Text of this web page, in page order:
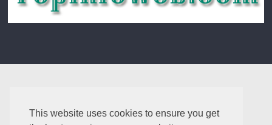
This website uses cookies to ensure you get